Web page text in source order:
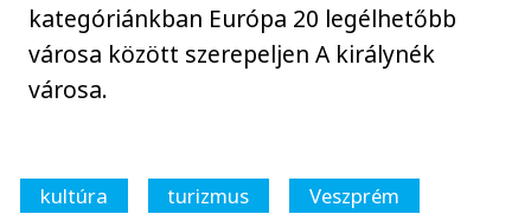
kategóriánkban Európa 20 legélhetőbb
városa között szerepeljen A királynék
városa.
kultúra turizmus
Veszprém